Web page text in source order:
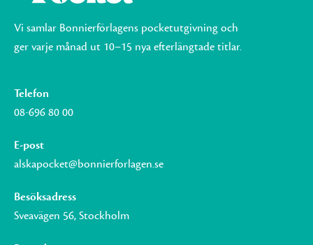
Vi samlar Bonnierförlagens pocketutgivning och
ger varje månad ut 10–15 nya efterlängtade titlar.
Telefon
08-696 80 00
E-post
alskapocket@bonnierforlagen.se
Besöksadress
Sveavägen 56, Stockholm